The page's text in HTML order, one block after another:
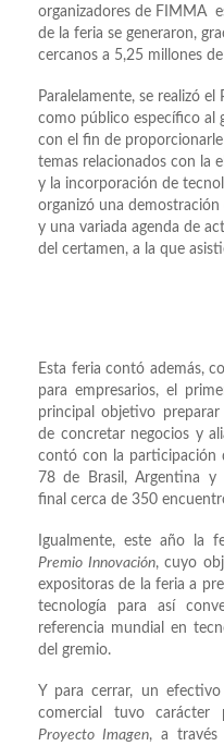
organizadores de FIMMA
de la feria se generaron,
cercanos a 5,25 millones
Paralelamente, se realizó
como público específico al
con el fin de
temas relacionados con la
y la incorporación de
organizó una
y una variada agenda de
del certamen, a la que
Esta feria contó además,
para empresarios, el
principal objetivo
de concretar negocios y
contó con la participación
78 de Brasil, Argentina y
final cerca de 350
Igualmente, este año la
Premio Innovación, cuyo
expositoras de la feria a
tecnología para así
referencia mundial en
del gremio.
Y para cerrar, un
comercial tuvo carácter
Proyecto Imagen, a través